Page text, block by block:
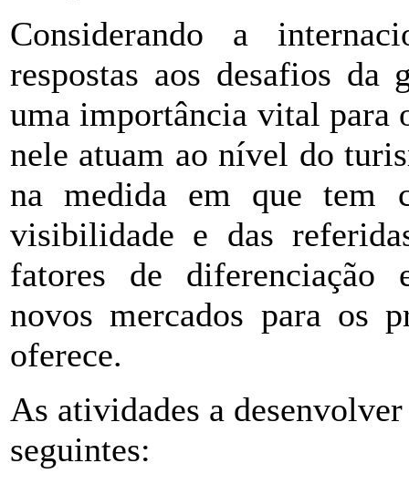
Considerando a
respostas aos desafios da
uma importância vital para
nele atuam ao nível do
na medida em que tem
visibilidade e das
fatores de diferenciação
novos mercados para os
oferece.
As atividades a
seguintes: